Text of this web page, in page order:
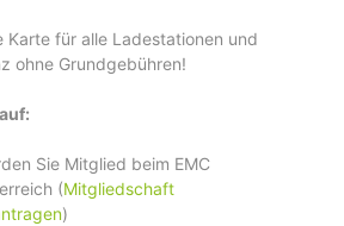
Karte für alle Ladestationen und
ohne Grundgebühren!
Sie Mitglied beim EMC
(Mitgliedschaft
)